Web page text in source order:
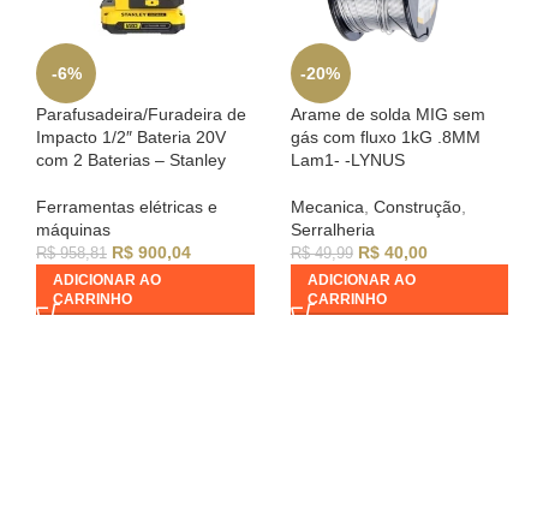
-6%
Parafusadeira/Furadeira de
Impacto 1/2″ Bateria 20V
com 2 Baterias – Stanley
Ferramentas elétricas e
máquinas
R$958,81 R$ 900,04
ADICIONAR AO
CARRINHO
-20%
Arame de solda MIG sem
gás com fluxo 1kG .8MM
Lam1- -LYNUS
Mecanica Construção,
Serralheria
R$49,99 R$40,00
ADICIONAR AO
CARRINHO